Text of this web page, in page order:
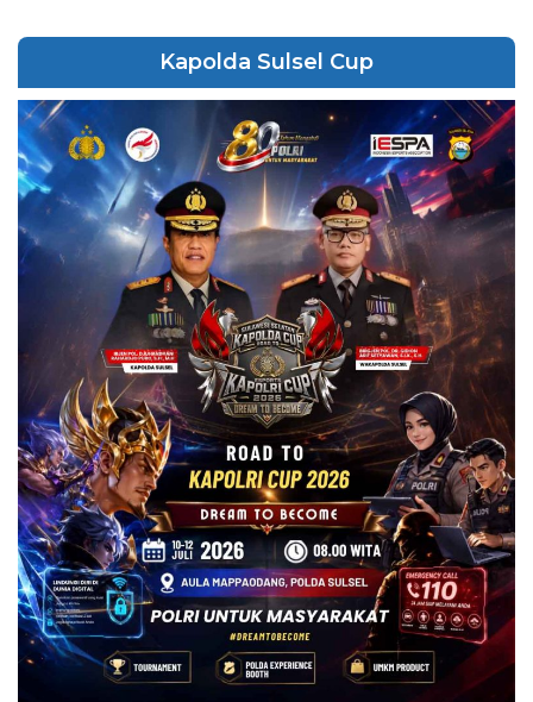
Kapolda Sulsel Cup